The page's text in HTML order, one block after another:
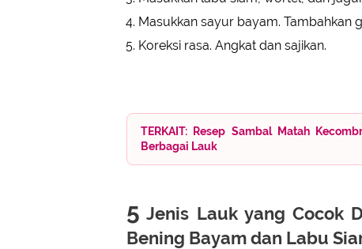
Masukkan sayur bayam. Tambahkan
Koreksi rasa. Angkat dan sajikan.
TERKAIT: Resep Sambal Matah
Berbagai Lauk
5 Jenis Lauk yang Cocok
Bening Bayam dan Labu